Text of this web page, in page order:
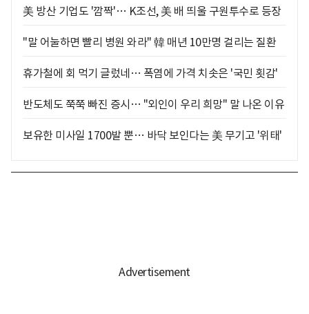
美 방산 기업도 '깜짝'… K조선, 美 배 띄울 구원투수로 등장
"말 어눌하면 빨리 병원 와라" 韓 매년 10만명 걸리는 질환
휴가철에 회 먹기 글렀네… 폭염에 가격 치솟은 '국민 횟감'
반도체도 쭉쭉 빠진 증시… "외인이 우리 희망" 말 나온 이유
보유한 미사일 1700발 뿐… 바닥 보인다는 美 무기고 '위태'